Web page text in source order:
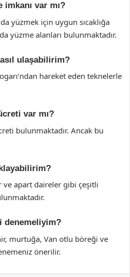
imkanı var mı?
yüzmek için uygun sıcaklığa
yüzme alanları bulunmaktadır.
ulaşabilirim?
hareket eden teknelerle
var mı?
bulunmaktadır. Ancak bu
ve apart daireler gibi çeşitli
denemeliyim?
murtuğa, Van otlu böreği ve
önerilir.